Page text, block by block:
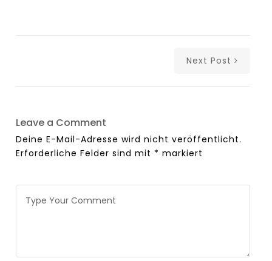
Next Post
Leave a Comment
Deine E-Mail-Adresse wird nicht veröffentlicht.
Erforderliche Felder sind mit * markiert